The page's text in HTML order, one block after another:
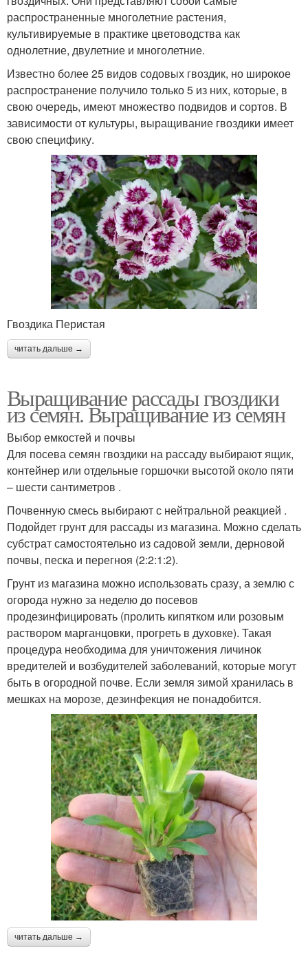
распространенные многолетние растения,
культивируемые в практике цветоводства как
однолетние, двулетние и многолетние.
Известно более 25 видов содовых гвоздик, но широкое
распространение получило только 5 из них, которые, в
свою очередь, имеют множество подвидов и сортов. В
зависимости от культуры, выращивание гвоздики имеет
свою специфику.
Гвоздика Перистая
читать дальше →
Выращивание рассады гвоздики
из семян. Выращивание из семян
Выбор емкостей и почвы
Для посева семян гвоздики на рассаду выбирают ящик,
контейнер или отдельные горшочки высотой около пяти
– шести сантиметров .
Почвенную смесь выбирают с нейтральной реакцией .
Подойдет грунт для рассады из магазина. Можно сделать
субстрат самостоятельно из садовой земли, дерновой
почвы, песка и перегноя (2:2:1:2).
Грунт из магазина можно использовать сразу, а землю с
огорода нужно за неделю до посевов
продезинфицировать (пролить кипятком или розовым
раствором марганцовки, прогреть в духовке). Такая
процедура необходима для уничтожения личинок
вредителей и возбудителей заболеваний, которые могут
быть в огородной почве. Если земля зимой хранилась в
мешках на морозе, дезинфекция не понадобится.
читать дальше →